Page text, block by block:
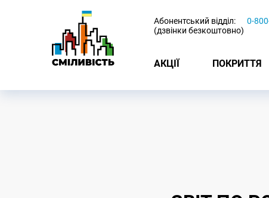
Абонентський відділ:
(дзвінки безкоштовно)
0-
АКЦІЇ ПОКРИТТЯ